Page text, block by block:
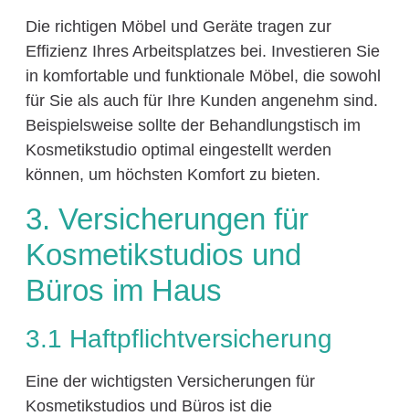
Die richtigen Möbel und Geräte tragen zur
Effizienz Ihres Arbeitsplatzes bei. Investieren Sie
in komfortable und funktionale Möbel, die sowohl
für Sie als auch für Ihre Kunden angenehm sind.
Beispielsweise sollte der Behandlungstisch im
Kosmetikstudio optimal eingestellt werden
können, um höchsten Komfort zu bieten.
3. Versicherungen für
Kosmetikstudios und
Büros im Haus
3.1 Haftpflichtversicherung
Eine der wichtigsten Versicherungen für
Kosmetikstudios und Büros ist die